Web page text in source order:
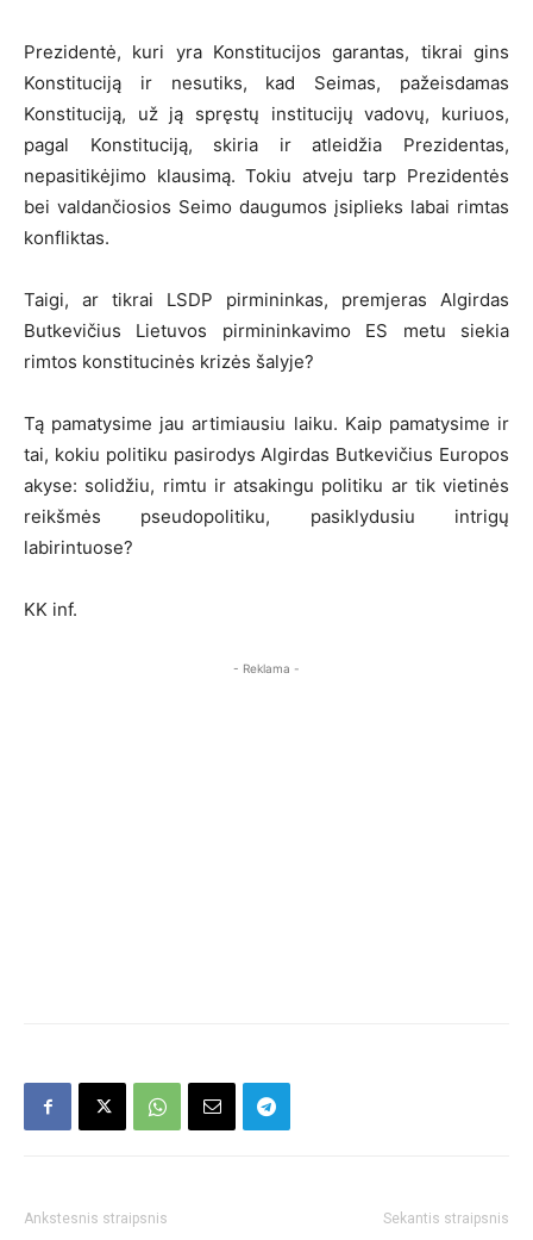
Prezidentė, kuri yra Konstitucijos garantas, tikrai gins
Konstituciją ir nesutiks, kad Seimas, pažeisdamas
Konstituciją, už ją spręstų institucijų vadovų, kuriuos,
pagal Konstituciją, skiria ir atleidžia Prezidentas,
nepasitikėjimo klausimą. Tokiu atveju tarp Prezidentės
bei valdančiosios Seimo daugumos įsiplieks labai rimtas
konfliktas.
Taigi, ar tikrai LSDP pirmininkas, premjeras Algirdas
Butkevičius Lietuvos pirmininkavimo ES metu siekia
rimtos konstitucinės krizės šalyje?
Tą pamatysime jau artimiausiu laiku. Kaip pamatysime ir
tai, kokiu politiku pasirodys Algirdas Butkevičius Europos
akyse: solidžiu, rimtu ir atsakingu politiku ar tik vietinės
reikšmės pseudopolitiku, pasiklydusiu intrigų
labirintuose?
KK inf.
- Reklama -
Ankstesnis straipsnis Sekantis straipsnis